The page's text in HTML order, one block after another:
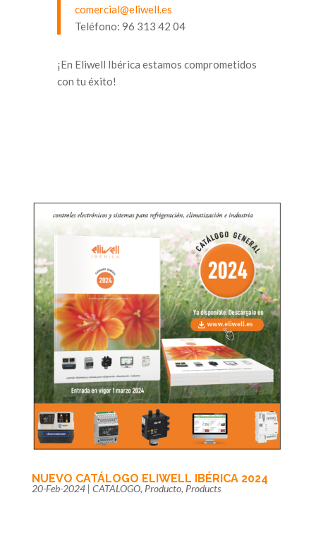
comercial@eliwell.es
Teléfono: 96 313 42 04
¡En Eliwell Ibérica estamos comprometidos
con tu éxito!
NUEVO CATÁLOGO ELIWELL IBÉRICA 2024
20-Feb-2024| CATALOGO, Producto, Products